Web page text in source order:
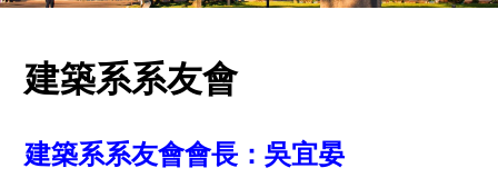
建築系系友會
建築系系友會會長：吳宜晏